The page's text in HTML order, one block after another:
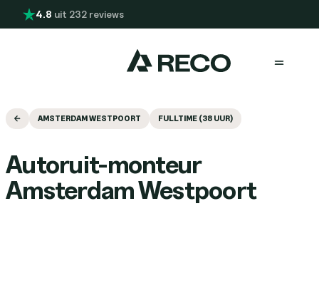
Overslaan en naar de inhoud gaan
4.8 uit 232 reviews
AMSTERDAM WESTPOORT FULLTIME (38 UUR)
Autoruit-monteur
Amsterdam Westpoort